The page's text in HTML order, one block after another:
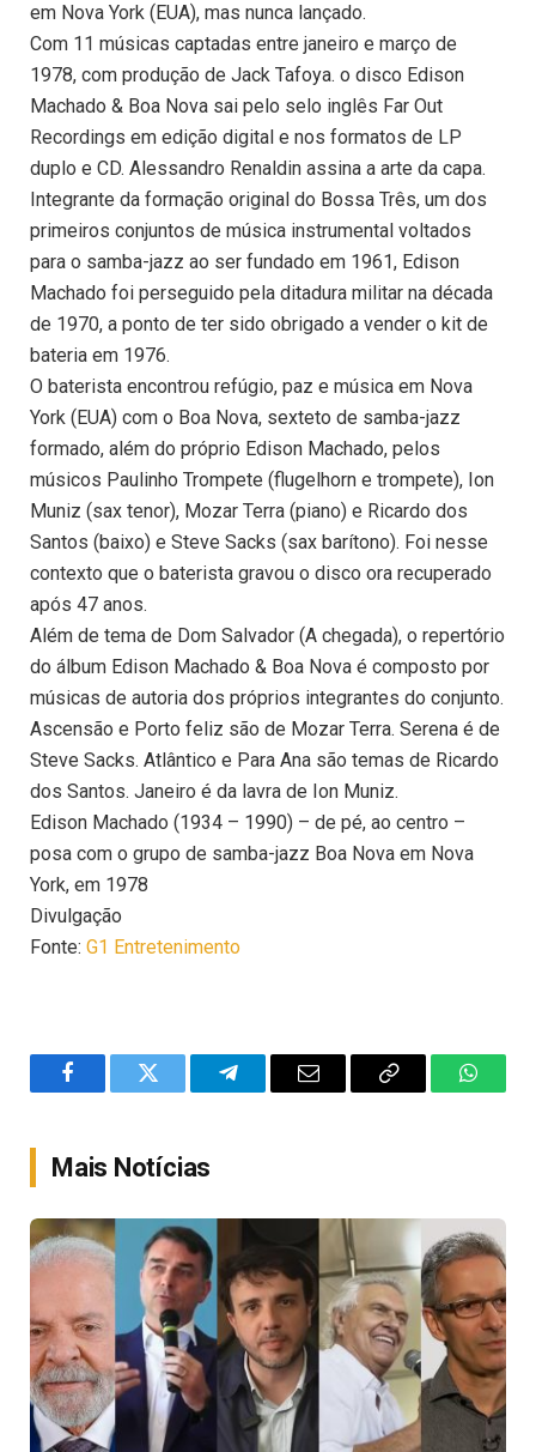
em Nova York (EUA), mas nunca lançado.
Com 11 músicas captadas entre janeiro e março de
1978, com produção de Jack Tafoya. o disco Edison
Machado & Boa Nova sai pelo selo inglês Far Out
Recordings em edição digital e nos formatos de LP
duplo e CD. Alessandro Renaldin assina a arte da capa.
Integrante da formação original do Bossa Três, um dos
primeiros conjuntos de música instrumental voltados
para o samba-jazz ao ser fundado em 1961, Edison
Machado foi perseguido pela ditadura militar na década
de 1970, a ponto de ter sido obrigado a vender o kit de
bateria em 1976.
O baterista encontrou refúgio, paz e música em Nova
York (EUA) com o Boa Nova, sexteto de samba-jazz
formado, além do próprio Edison Machado, pelos
músicos Paulinho Trompete (flugelhorn e trompete), Ion
Muniz (sax tenor), Mozar Terra (piano) e Ricardo dos
Santos (baixo) e Steve Sacks (sax barítono). Foi nesse
contexto que o baterista gravou o disco ora recuperado
após 47 anos.
Além de tema de Dom Salvador (A chegada), o repertório
do álbum Edison Machado & Boa Nova é composto por
músicas de autoria dos próprios integrantes do conjunto.
Ascensão e Porto feliz são de Mozar Terra. Serena é de
Steve Sacks. Atlântico e Para Ana são temas de Ricardo
dos Santos. Janeiro é da lavra de Ion Muniz.
Edison Machado (1934 – 1990) – de pé, ao centro –
posa com o grupo de samba-jazz Boa Nova em Nova
York, em 1978
Divulgação
Fonte: G1 Entretenimento
FacebookTwitter TelegramEmail
Copy
Mais Notícias